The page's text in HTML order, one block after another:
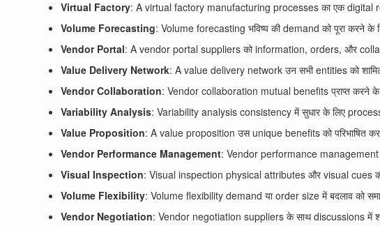
Virtual Factory: A virtual factory manufacturing processes का एक digital
Volume Forecasting: Volume forecasting भविष्य की demand को पूरा करने
Vendor Portal: A vendor portal suppliers को information, orders, और
Value Delivery Network: A value delivery network उन सभी entities को
Vendor Collaboration: Vendor collaboration mutual benefits प्राप्त करने
Variability Analysis: Variability analysis consistency में सुधार के लिए
Value Proposition: A value proposition उस unique benefits को परिभाषित
Vendor Performance Management: Vendor performance
Visual Inspection: Visual inspection physical attributes और visual cues
Volume Flexibility: Volume flexibility demand या order size में बदलाव को
Vendor Negotiation: Vendor negotiation suppliers के साथ discussions में